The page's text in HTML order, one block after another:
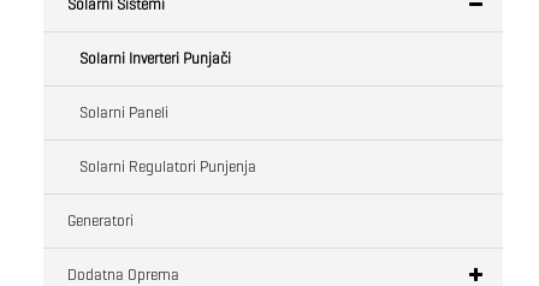
Solarni Inverteri Punjači
Solarni Paneli
Solarni Regulatori Punjenja
Generatori
Dodatna Oprema